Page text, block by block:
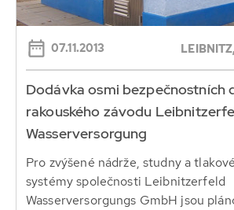
07.11.2013
Dodávka osmi bezpečnostních
rakouského závodu
Wasserversorgung
Pro zvýšené nádrže, studny a
systémy společnosti Leibnitzerfeld
Wasserversorgungs GmbH jsou